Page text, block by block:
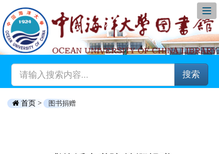
搜索
首页 > 图书捐赠